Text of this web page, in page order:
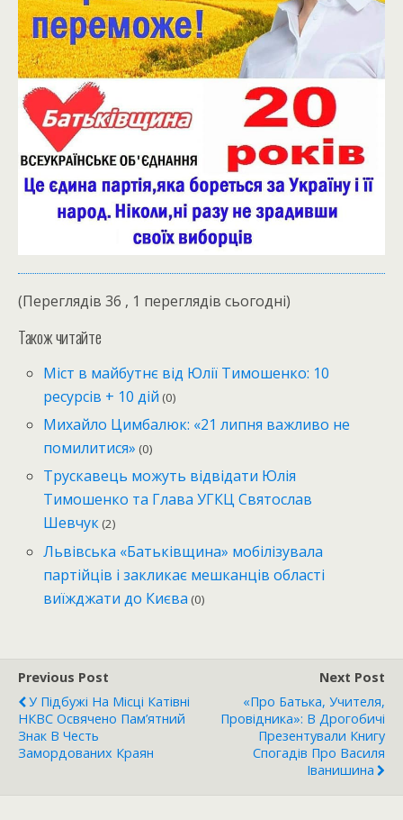
(Переглядів 36 , 1 переглядів сьогодні)
Також читайте
Міст в майбутнє від Юлії Тимошенко: 10
ресурсів + 10 дій (0)
Михайло Цимбалюк: «21 липня важливо не
помилитися» (0)
Трускавець можуть відвідати Юлія
Тимошенко та Глава УГКЦ Святослав
Шевчук (2)
Львівська «Батьківщина» мобілізувала
партійців і закликає мешканців області
виїжджати до Києва (0)
Previous Post
У Підбужі На Місці Катівні
НКВС Освячено Пам’ятний
Знак В Честь
Замордованих Краян
Next Post
«Про Батька, Учителя,
Провідника»: В Дрогобичі
Презентували Книгу
Спогадів Про Василя
Іванишина